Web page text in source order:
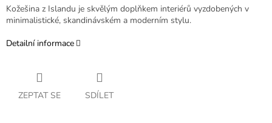
Kožešina z Islandu je skvělým doplňkem interiérů vyzdobených v
minimalistické, skandinávském a moderním stylu.
Detailní informace
ZEPTAT SE SDÍLET